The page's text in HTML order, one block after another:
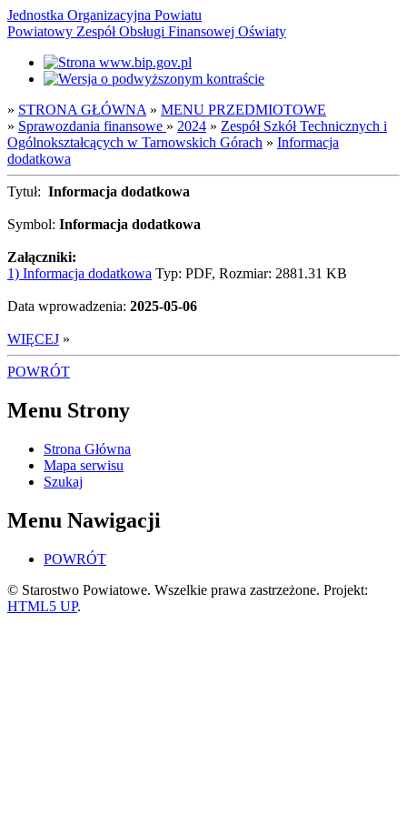
Jednostka Organizacyjna Powiatu
Powiatowy Zespół Obsługi Finansowej Oświaty
» STRONA GŁÓWNA » MENU PRZEDMIOTOWE
» Sprawozdania finansowe » 2024 » Zespół Szkół Technicznych i
Ogólnokształcących w Tarnowskich Górach » Informacja
dodatkowa
Tytuł: Informacja dodatkowa
Symbol: Informacja dodatkowa
Załączniki:
1) Informacja dodatkowa Typ: PDF, Rozmiar: 2881.31 KB
Data wprowadzenia: 2025-05-06
WIĘCEJ »
POWRÓT
Menu Strony
Strona Główna
Mapa serwisu
Szukaj
Menu Nawigacji
POWRÓT
© Starostwo Powiatowe. Wszelkie prawa zastrzeżone. Projekt:
HTML5 UP.